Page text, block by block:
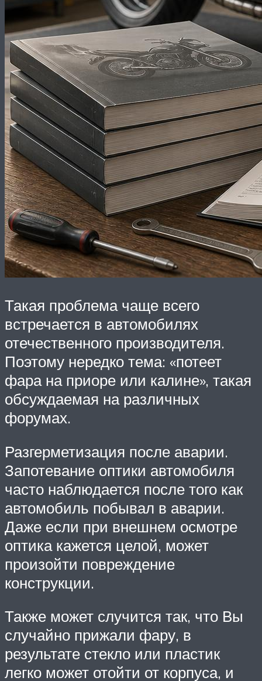
Такая проблема чаще всего
встречается в автомобилях
отечественного производителя.
Поэтому нередко тема: «потеет
фара на приоре или калине», такая
обсуждаемая на различных
форумах.
Разгерметизация после аварии.
Запотевание оптики автомобиля
часто наблюдается после того как
автомобиль побывал в аварии.
Даже если при внешнем осмотре
оптика кажется целой, может
произойти повреждение
конструкции.
Также может случится так, что Вы
случайно прижали фару, в
результате стекло или пластик
легко может отойти от корпуса, и